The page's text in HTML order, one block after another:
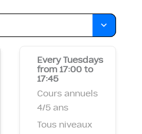
Every Tuesdays
from 17:00 to
17:45
Cours annuels
4/5 ans
Tous niveaux